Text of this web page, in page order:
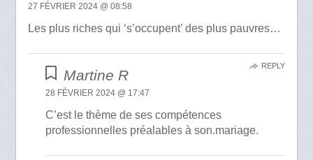
27 FÉVRIER 2024 @ 08:58
Les plus riches qui ‘s’occupent’ des plus pauvres…
Martine R
28 FÉVRIER 2024 @ 17:47
C’est le thème de ses compétences
professionnelles préalables à son.mariage.
REPLY